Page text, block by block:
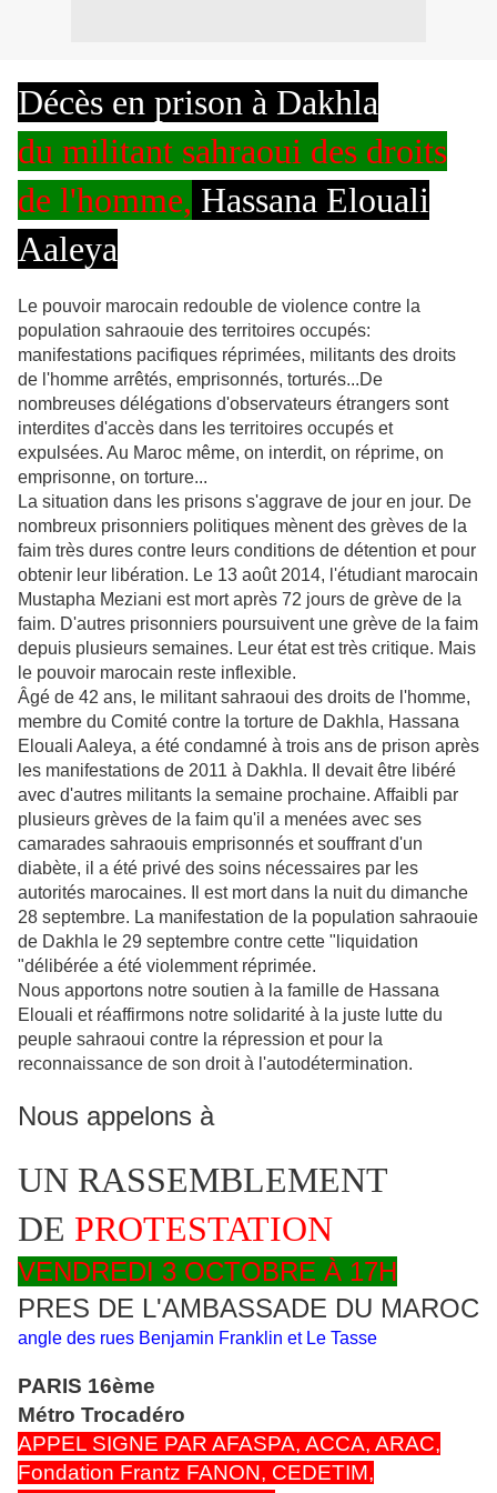
Décès en prison à Dakhla
du militant sahraoui des droits
de l'homme, Hassana Elouali
Aaleya
Le pouvoir marocain redouble de violence contre la
population sahraouie des territoires occupés:
manifestations pacifiques réprimées, militants des droits
de l'homme arrêtés, emprisonnés, torturés...De
nombreuses délégations d'observateurs étrangers sont
interdites d'accès dans les territoires occupés et
expulsées. Au Maroc même, on interdit, on réprime, on
emprisonne, on torture...
La situation dans les prisons s'aggrave de jour en jour. De
nombreux prisonniers politiques mènent des grèves de la
faim très dures contre leurs conditions de détention et pour
obtenir leur libération. Le 13 août 2014, l'étudiant marocain
Mustapha Meziani est mort après 72 jours de grève de la
faim. D'autres prisonniers poursuivent une grève de la faim
depuis plusieurs semaines. Leur état est très critique. Mais
le pouvoir marocain reste inflexible.
Âgé de 42 ans, le militant sahraoui des droits de l'homme,
membre du Comité contre la torture de Dakhla, Hassana
Elouali Aaleya, a été condamné à trois ans de prison après
les manifestations de 2011 à Dakhla. Il devait être libéré
avec d'autres militants la semaine prochaine. Affaibli par
plusieurs grèves de la faim qu'il a menées avec ses
camarades sahraouis emprisonnés et souffrant d'un
diabète, il a été privé des soins nécessaires par les
autorités marocaines. Il est mort dans la nuit du dimanche
28 septembre. La manifestation de la population sahraouie
de Dakhla le 29 septembre contre cette "liquidation
"délibérée a été violemment réprimée.
Nous apportons notre soutien à la famille de Hassana
Elouali et réaffirmons notre solidarité à la juste lutte du
peuple sahraoui contre la répression et pour la
reconnaissance de son droit à l'autodétermination.
Nous appelons à
UN RASSEMBLEMENT
DE PROTESTATION
VENDREDI 3 OCTOBRE À 17H
PRES DE L'AMBASSADE DU MAROC
angle des rues Benjamin Franklin et Le Tasse
PARIS 16ème
Métro Trocadéro
APPEL SIGNE PAR AFASPA, ACCA, ARAC,
Fondation Frantz FANON, CEDETIM,